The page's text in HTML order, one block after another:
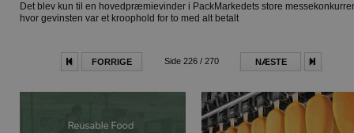
Det blev kun til en hovedpræmievinder i PackMarkedets store
hvor gevinsten var et kroophold for to med alt betalt
FORRIGE Side 226 / 270 NÆSTE